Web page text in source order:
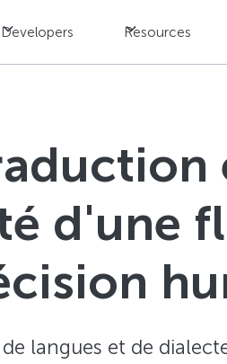
Developers Resources
d'une
langues et de